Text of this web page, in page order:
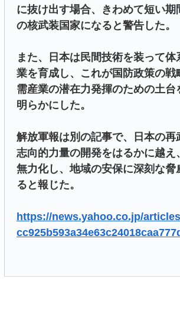
に抜け出す場合、きわめて短い期
の核武装国家になると警告した。
また、日本は民間技術を装って体
業を育成し、これが国防政策の戦
需産業の潜在力発揮のための土台
明らかにした。
解放軍報は別の記事で、日本の再
志向的力量の開発をはるかに越え
無力化し、地域の安保に深刻な脅
ると報じた。
https://news.yahoo.co.jp/